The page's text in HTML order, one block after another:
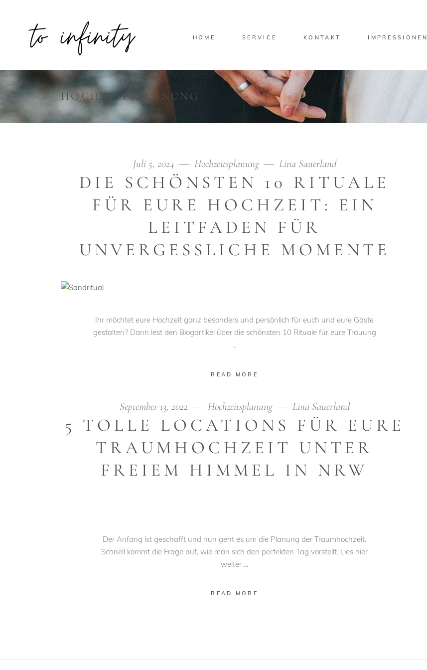
HOME SERVICE KONTAKT IMPRESSIONEN
HOCHZEITSPLANUNG
Juli 5, 2024 Hochzeitsplanung Lina Sauerland
DIE SCHÖNSTEN 10 RITUALE
FÜR EURE HOCHZEIT: EIN
LEITFADEN FÜR
UNVERGESSLICHE MOMENTE
Ihr möchtet eure Hochzeit ganz besonders und persönlich für euch und eure Gäste
gestalten? Dann lest den Blogartikel über die schönsten 10 Rituale für eure Trauung
READ MORE
September 13, 2022 Hochzeitsplanung Lina Sauerland
5 TOLLE LOCATIONS FÜR EURE
TRAUMHOCHZEIT UNTER
FREIEM HIMMEL IN NRW
Der Anfang ist geschafft und nun geht es um die Planung der Traumhochzeit.
Schnell kommt die Frage auf, wie man sich den perfekten Tag vorstellt. Lies hier
weiter
READ MORE